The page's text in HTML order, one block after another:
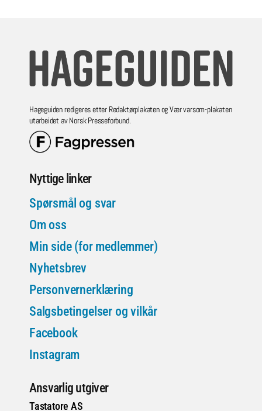
Hageguiden redigeres etter Redaktørplakaten og Vær varsom-plakaten
utarbeidet av Norsk Presseforbund.
Nyttige linker
Spørsmål og svar
Om oss
Min side (for medlemmer)
Nyhetsbrev
Personvernerklæring
Salgsbetingelser og vilkår
Facebook
Instagram
Ansvarlig utgiver
Tastatore AS